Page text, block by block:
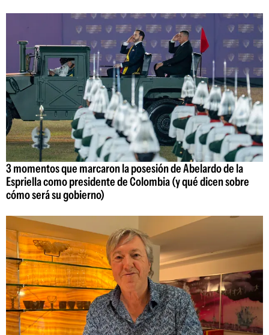
3 momentos que marcaron la posesión de Abelardo de la
Espriella como presidente de Colombia (y qué dicen sobre
cómo será su gobierno)